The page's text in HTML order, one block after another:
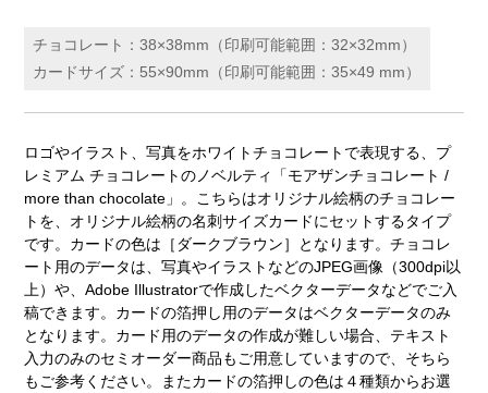
チョコレート：38×38mm（印刷可能範囲：32×32mm）
カードサイズ：55×90mm（印刷可能範囲：35×49 mm）
ロゴやイラスト、写真をホワイトチョコレートで表現する、プ
レミアム チョコレートのノベルティ「モアザンチョコレート /
more than chocolate」。こちらはオリジナル絵柄のチョコレー
トを、オリジナル絵柄の名刺サイズカードにセットするタイプ
です。カードの色は［ダークブラウン］となります。チョコレ
ート用のデータは、写真やイラストなどのJPEG画像（300dpi以
上）や、Adobe Illustratorで作成したベクターデータなどでご入
稿できます。カードの箔押し用のデータはベクターデータのみ
となります。カード用のデータの作成が難しい場合、テキスト
入力のみのセミオーダー商品もご用意していますので、そちら
もご参考ください。またカードの箔押しの色は４種類からお選